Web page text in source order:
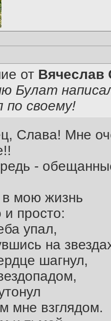
от Вячеслав
Булат
по своему!
Слава! Мне
-
мою жизнь
просто:
упал,
на
шагнул,
мне взглядом.